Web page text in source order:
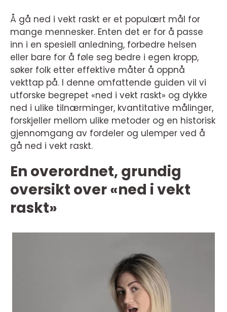
Å gå ned i vekt raskt er et populært mål for
mange mennesker. Enten det er for å passe
inn i en spesiell anledning, forbedre helsen
eller bare for å føle seg bedre i egen kropp,
søker folk etter effektive måter å oppnå
vekttap på. I denne omfattende guiden vil vi
utforske begrepet «ned i vekt raskt» og dykke
ned i ulike tilnærminger, kvantitative målinger,
forskjeller mellom ulike metoder og en historisk
gjennomgang av fordeler og ulemper ved å
gå ned i vekt raskt.
En overordnet, grundig
oversikt over «ned i vekt
raskt»